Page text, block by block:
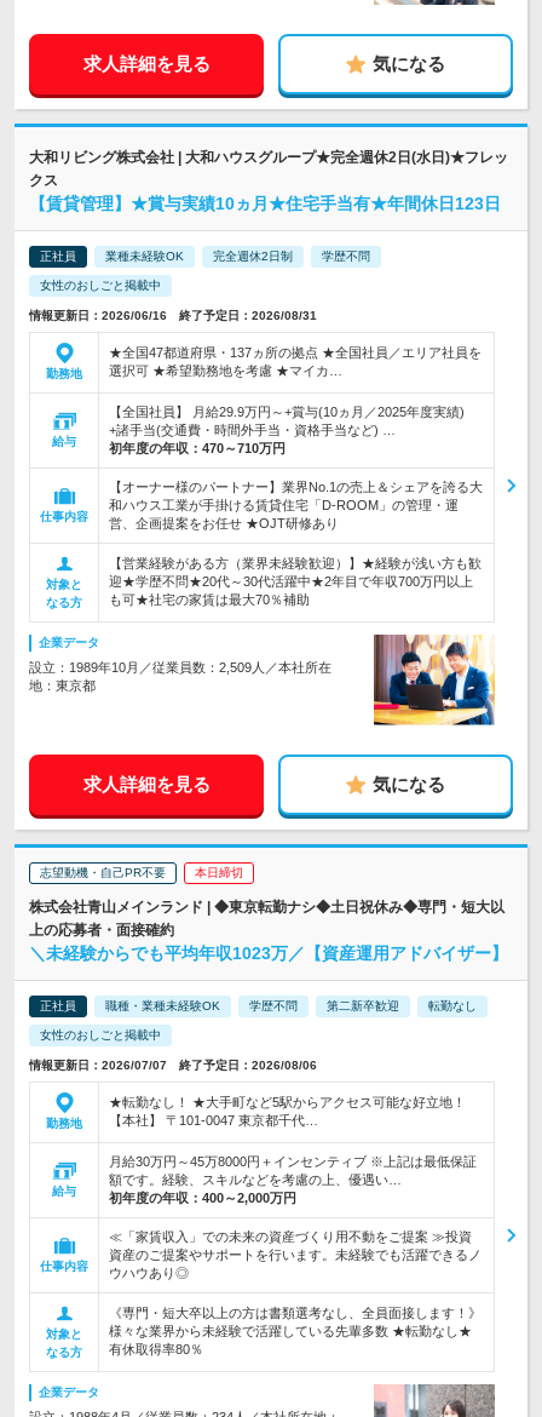
求人詳細を見る 気になる
大和リビング株式会社 | 大和ハウスグループ★完全週休2日(水日)★フレッ
クス
【賃貸管理】★賞与実績10ヵ月★住宅手当有★年間休日123日
正社員 業種未経験OK 完全週休2日制 学歴不問
女性のおしごと掲載中
情報更新日：2026/06/16 終了予定日：2026/08/31
勤務地
★全国47都道府県・137ヵ所の拠点 ★全国社員／エリア社員を
選択可 ★希望勤務地を考慮 ★マイカ…
給与
【全国社員】 月給29.9万円～+賞与(10ヵ月／2025年度実績)
+諸手当(交通費・時間外手当・資格手当など) …
初年度の年収： 470～710万円
仕事内容
【オーナー様のパートナー】業界No.1の売上＆シェアを誇る大
和ハウス工業が手掛ける賃貸住宅「D-ROOM」の管理・運
営、企画提案をお任せ ★OJT研修あり
対象と
なる方
【営業経験がある方（業界未経験歓迎）】★経験が浅い方も歓
迎★学歴不問★20代～30代活躍中★2年目で年収700万円以上
も可★社宅の家賃は最大70％補助
企業データ
設立：1989年10月／従業員数：2,509人／本社所在
地：東京都
求人詳細を見る 気になる
志望動機・自己PR不要 本日締切
株式会社青山メインランド | ◆東京転勤ナシ◆土日祝休み◆専門・短大以
上の応募者・面接確約
＼未経験からでも平均年収1023万／【資産運用アドバイザー】
正社員 職種・業種未経験OK 学歴不問 第二新卒歓迎 転勤なし
女性のおしごと掲載中
情報更新日：2026/07/07 終了予定日：2026/08/06
勤務地
★転勤なし！ ★大手町など5駅からアクセス可能な好立地！
【本社】 〒101-0047 東京都千代…
給与
月給30万円～45万8000円＋インセンティブ ※上記は最低保証
額です。経験、スキルなどを考慮の上、優遇い…
初年度の年収： 400～2,000万円
仕事内容
≪「家賃収入」での未来の資産づくり用不動をご提案 ≫投資
資産のご提案やサポートを行います。未経験でも活躍できるノ
ウハウあり◎
対象と
なる方
《専門・短大卒以上の方は書類選考なし、全員面接します！》
様々な業界から未経験で活躍している先輩多数 ★転勤なし★
有休取得率80％
企業データ